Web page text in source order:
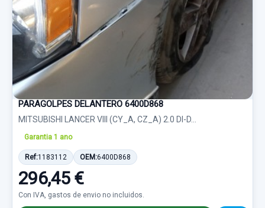
PARAGOLPES DELANTERO 6400D868
MITSUBISHI LANCER VIII (CY_A, CZ_A) 2.0 DI-D...
Garantia 1 ano
Ref:1183112 OEM:6400D868
296,45 €
Con IVA, gastos de envio no incluidos.